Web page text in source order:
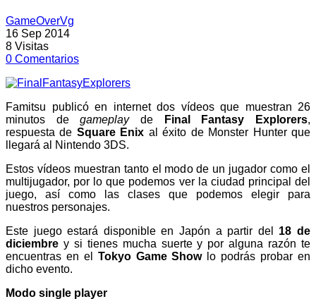
GameOverVg
16 Sep 2014
8 Visitas
0 Comentarios
Famitsu publicó en internet dos vídeos que muestran 26
minutos degameplayde Final Fantasy Explorers,
respuesta de Square Enix al éxito de Monster Hunter que
llegará al Nintendo 3DS.
Estos vídeos muestran tanto el modo de un jugador como el
multijugador, por lo que podemos ver la ciudad principal del
juego, así como las clases que podemos elegir para
nuestros personajes.
Este juego estará disponible en Japón a partir del 18 de
diciembre y si tienes mucha suerte y por alguna razón te
encuentras en el Tokyo Game Showlo podrás probar en
dicho evento.
Modo single player